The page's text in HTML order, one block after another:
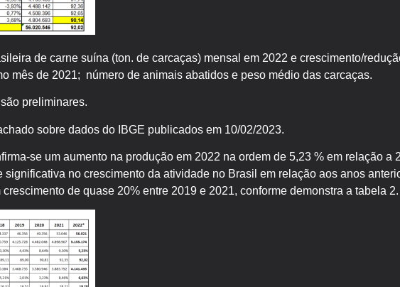
de carne suína (ton. de carcaças) mensal em 2022 e crescimento/
mês de 2021; número de animais abatidos e peso médio das carcaças.
preliminares.
sobre dados do IBGE publicados em 10/02/2023.
se um aumento na produção em 2022 na ordem de 5,23 % em relação a
significativa no crescimento da atividade no Brasil em relação aos anos
de quase 20% entre 2019 e 2021, conforme demonstra a tabela 2.